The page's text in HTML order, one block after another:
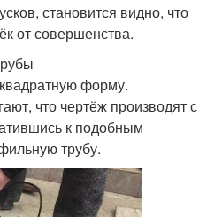
становится видно, что
от совершенства.
форму.
что чертёж производят с
к подобным
трубу.